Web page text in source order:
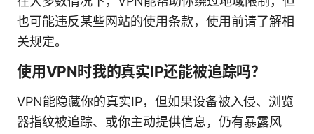
也可能违反某些网站的使用条款，使用前请了解相
关规定。
使用VPN时我的真实IP还能被追踪吗？
VPN能隐藏你的真实IP，但如果设备被入侵、浏览
器指纹被追踪、或你主动提供信息，仍有暴露风